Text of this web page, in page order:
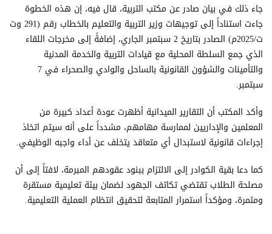
جاء ذلك في بيان صادر عن مكتب التربية، قال فيه، إن هذه الخطوة
جاءت استناداً إلى توجيهات وزير التربية والتعليم بالخطاب رقم (291 وت
ت/2025م) الصادر بتاريخ 2 سبتمبر الجاري، إضافةً إلى مخرجات اللقاء
الذي جمع السلطة المحلية مع قيادات التربية والخدمة المدنية
والتأمينات والشؤون القانونية بالساحل والوادي والصحراء في 7
سبتمبر.
وأكد المكتب أن التقارير الميدانية أظهرت عودة أعداد كبيرة من
المعلمين والإداريين لممارسة مهامهم، مشدداً على أنه سيتم اتخاذ
إجراءات قانونية لاستبدال أي متعاقد يتخلف عن أداء واجبه الوظيفي.
كما دعا بقية الكوادر إلى الالتزام ببنود عقودهم المبرمة، لافتاً إلى أن
مصلحة الطلاب تقتضي تكاتف الجهود لضمان بيئة تعليمية مستقرة
ومثمرة، ومؤكداً استمرار المتابعة لتحقيق انتظام العملية التعليمية.